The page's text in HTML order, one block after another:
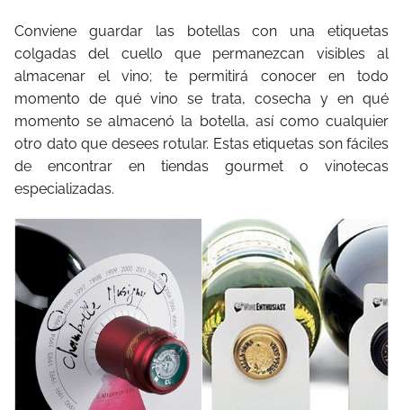
Conviene guardar las botellas con una etiquetas
colgadas del cuello que permanezcan visibles al
almacenar el vino; te permitirá conocer en todo
momento de qué vino se trata, cosecha y en qué
momento se almacenó la botella, así como cualquier
otro dato que desees rotular. Estas etiquetas son fáciles
de encontrar en tiendas gourmet o vinotecas
especializadas.